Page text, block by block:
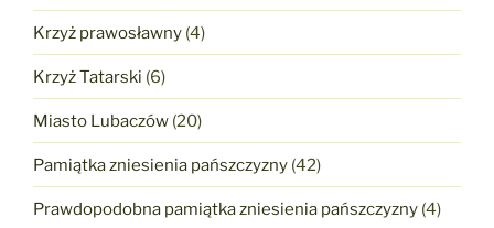
Krzyż prawosławny (4)
Krzyż Tatarski (6)
Miasto Lubaczów (20)
Pamiątka zniesienia pańszczyzny (42)
Prawdopodobna pamiątka zniesienia pańszczyzny (4)